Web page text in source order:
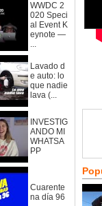
WWDC 2
020 Speci
al Event K
eynote —
...
Lavado d
e auto: lo
que nadie
lava (...
INVESTIG
ANDO MI
WHATSA
PP
Cuarente
na día 96